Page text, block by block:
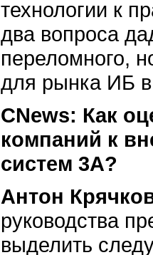
технологии к
два вопроса
переломного,
для рынка ИБ
CNews: Как
компаний к
систем 3А?
Антон
руководства
выделить